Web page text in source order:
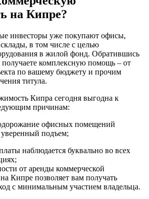
на Кипре?
инвесторы уже покупают офисы,
в том числе с целью
в жилой фонд. Обратившись
комплексную помощь – от
по вашему бюджету и прочим
титула.
Кипра сегодня выгодна к
причинам:
офисных помещений
уверенный подъем;
наблюдается буквально во всех
от аренды коммерческой
Кипре позволяет вам получать
с минимальным участием владельца.